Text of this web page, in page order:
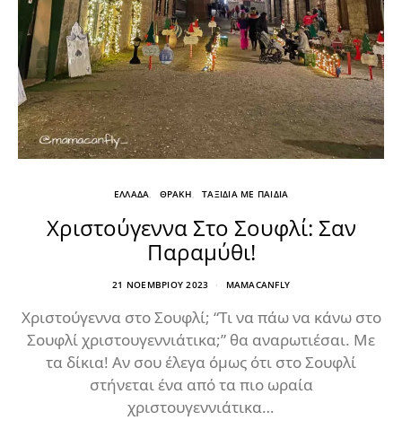
ΕΛΛΑΔΑ ΘΡΑΚΗ ΤΑΞΙΔΙΑ ΜΕ ΠΑΙΔΙΑ
Χριστούγεννα Στο Σουφλί: Σαν
Παραμύθι!
21 ΝΟΕΜΒΡΊΟΥ 2023 MAMACANFLY
Χριστούγεννα στο Σουφλί; “Τι να πάω να κάνω στο
Σουφλί χριστουγεννιάτικα;” θα αναρωτιέσαι. Με
τα δίκια! Αν σου έλεγα όμως ότι στο Σουφλί
στήνεται ένα από τα πιο ωραία
χριστουγεννιάτικα…